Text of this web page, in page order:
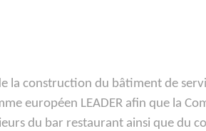
la construction du bâtiment de
européen LEADER afin que la
du bar restaurant ainsi que du